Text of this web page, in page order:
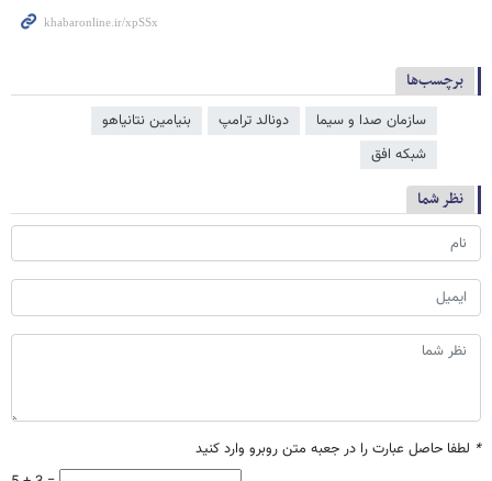
برچسب‌ها
سازمان صدا و سیما دونالد ترامپ
بنیامین نتانیاهو
شبکه افق
نظر شما
* لطفا حاصل عبارت را در جعبه متن روبرو وارد کنید